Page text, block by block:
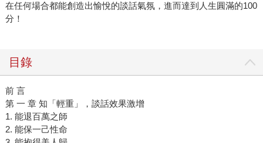
在任何場合都能創造出愉悅的談話氣氛，進而達到人生圓滿的100
分！
目錄
前 言
第 一 章 知「輕重」，談話效果激增
1. 能退百萬之師
2. 能保一己性命